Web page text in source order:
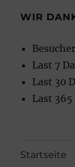
WIR
Last 7
Last 30
Last 365
Startseite